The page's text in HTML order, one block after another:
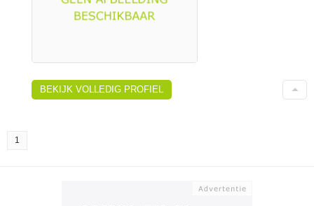
BEKIJK VOLLEDIG PROFIEL
1